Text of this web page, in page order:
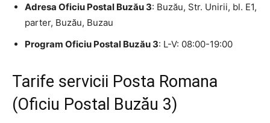
Adresa Oficiu Postal Buzău 3: Buzău, Str. Unirii, bl. E1,
parter, Buzău, Buzau
Program Oficiu Postal Buzău 3: L-V: 08:00-19:00
Tarife servicii Posta Romana
(Oficiu Postal Buzău 3)